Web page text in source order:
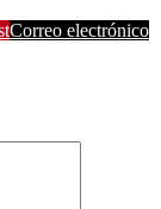
Correo electrónico